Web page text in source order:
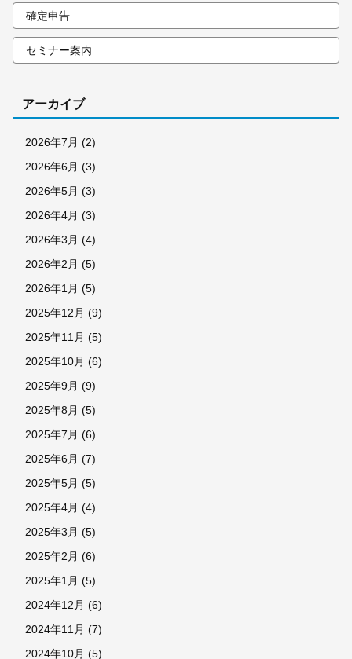
確定申告
セミナー案内
アーカイブ
2026年7月 (2)
2026年6月 (3)
2026年5月 (3)
2026年4月 (3)
2026年3月 (4)
2026年2月 (5)
2026年1月 (5)
2025年12月 (9)
2025年11月 (5)
2025年10月 (6)
2025年9月 (9)
2025年8月 (5)
2025年7月 (6)
2025年6月 (7)
2025年5月 (5)
2025年4月 (4)
2025年3月 (5)
2025年2月 (6)
2025年1月 (5)
2024年12月 (6)
2024年11月 (7)
2024年10月 (5)